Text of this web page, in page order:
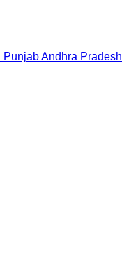
PunjabAndhra Pradesh